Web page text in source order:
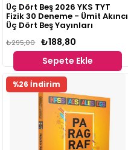
Üç Dört Beş 2026 YKS TYT
Fizik 30 Deneme - Ümit Akıncı
Üç Dört Beş Yayınları
₺188,80
₺295,00
Sepete Ekle
%26 İndirim